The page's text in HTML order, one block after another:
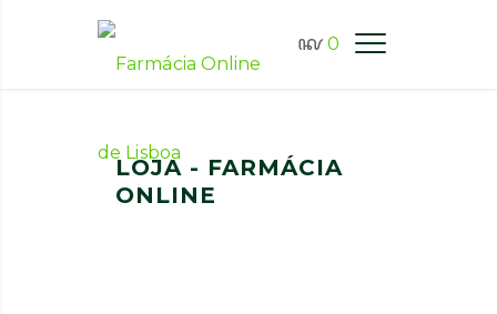
0
FARMÁCIA ONLINE LISBOA
LOJA - FARMÁCIA
ONLINE